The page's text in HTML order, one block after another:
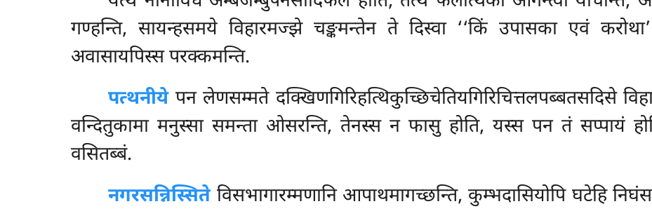
गण्हन्ति, सायन्हसमये विहारमज्झे चङ्कमन्तेन ते दिस्वा ‘‘किं उपासका एवं
अवासायपिस्स परक्कमन्ति.
पत्थनीयेपन लेणसम्मते दक्खिणगिरिहत्थिकुच्छिचेतियगिरिचित्तलपब्बतसदिसे
वन्दितुकामा मनुस्सा समन्ता ओसरन्ति, तेनस्स न फासु होति, यस्स पन तं सप्पायं
वसितब्बं.
नगरसन्निस्सिते विसभागारम्मणानि आपाथमागच्छन्ति, कुम्भदासियोपि घटेहि